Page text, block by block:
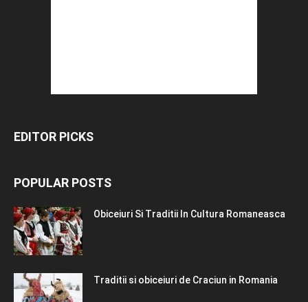
EDITOR PICKS
POPULAR POSTS
Obiceiuri Si Traditii In Cultura Romaneasca
Traditii si obiceiuri de Craciun in Romania